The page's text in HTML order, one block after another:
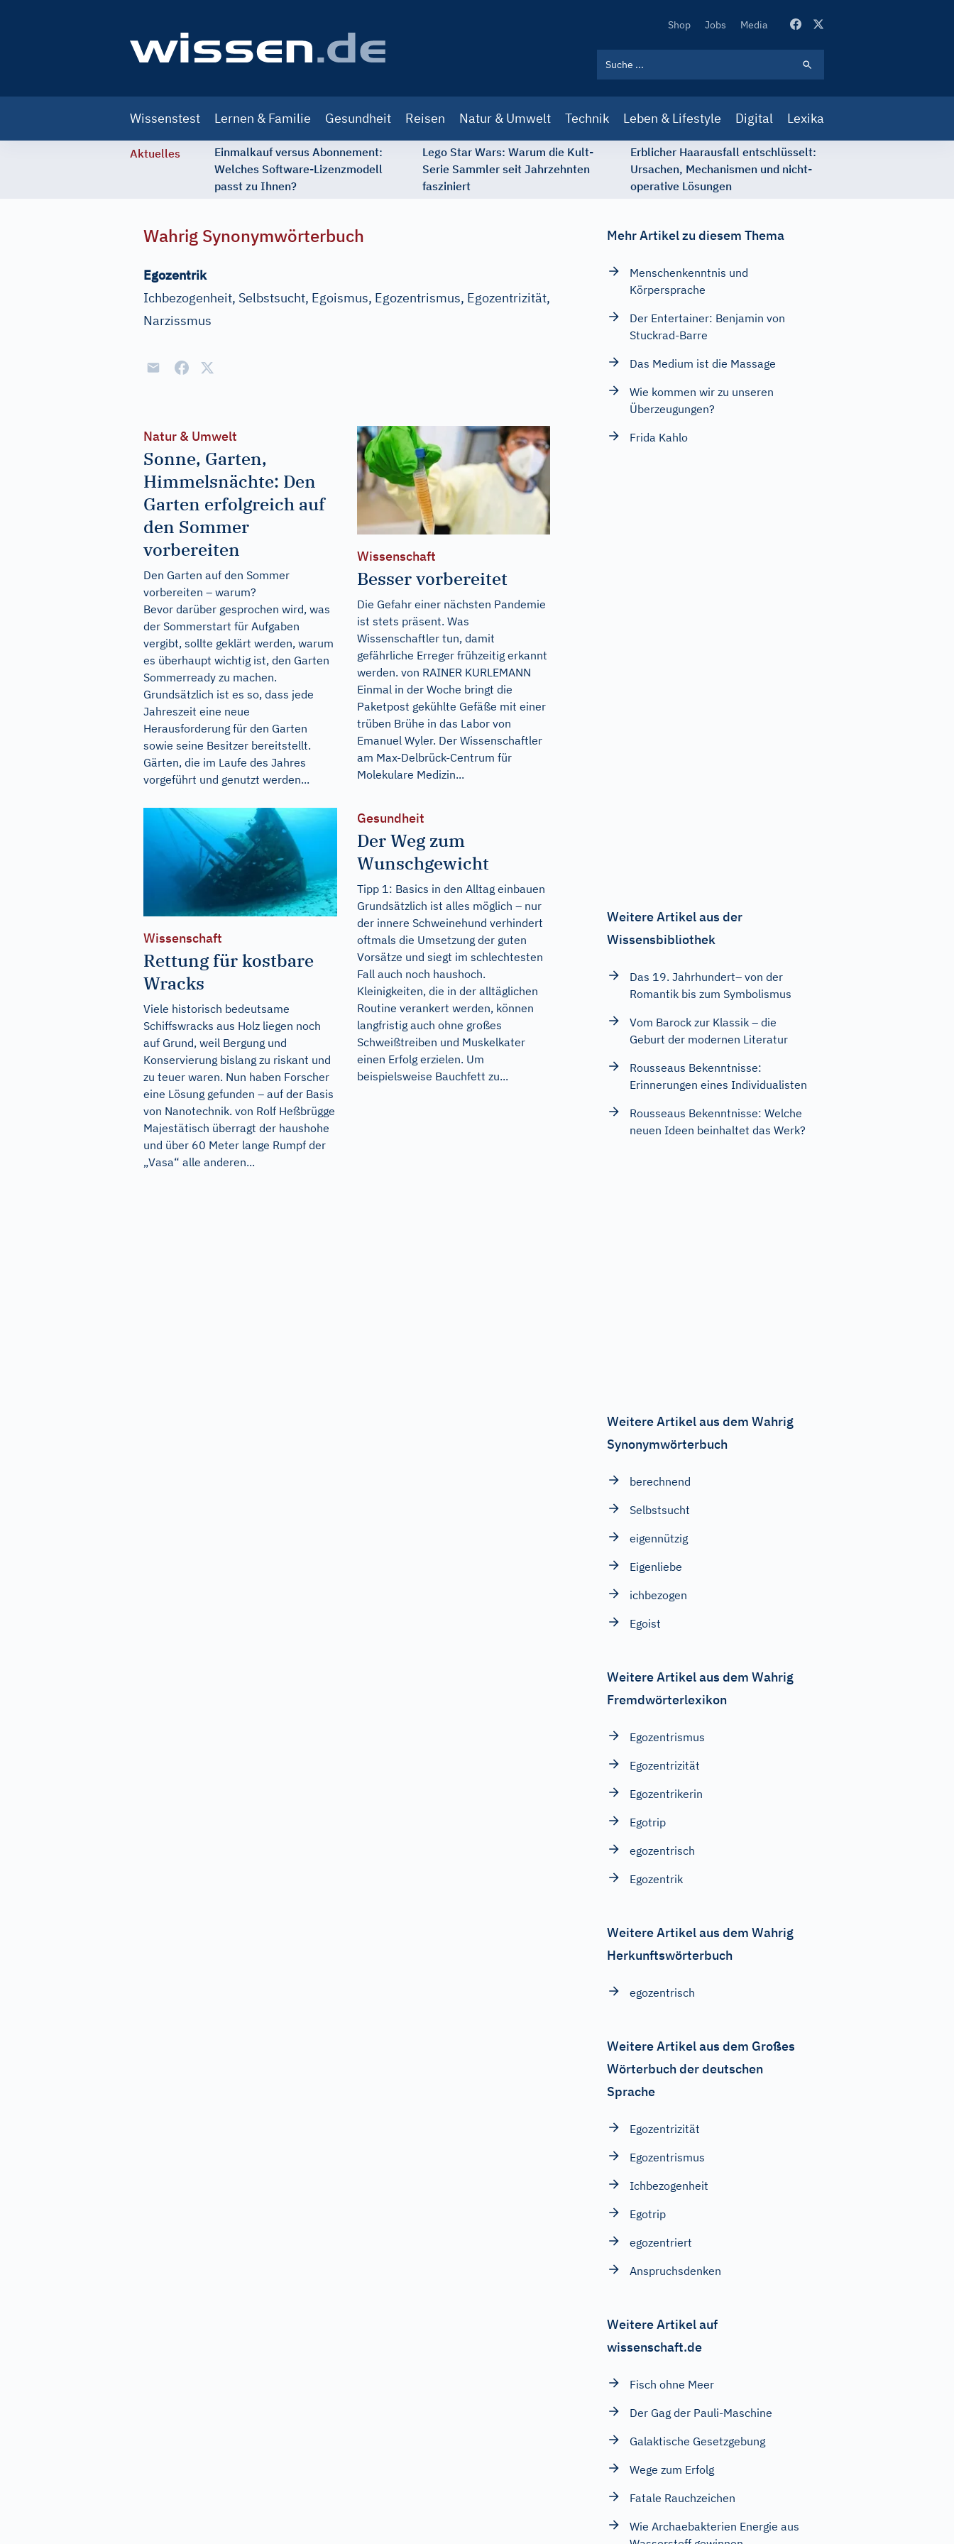
Secondary
Shop Jobs Media
navigation
Wissenstest Lernen & Familie Gesundheit Reisen Natur & Umwelt Technik Leben & Lifestyle Digital Lexika
Aktuelles
Einmalkauf versus Abonnement:
Welches Software-Lizenzmodell
passt zu Ihnen?
Lego Star Wars: Warum die Kult-
Serie Sammler seit Jahrzehnten
fasziniert
Erblicher Haarausfall entschlüsselt:
Ursachen, Mechanismen und nicht-
operative Lösungen
Wahrig Synonymwörterbuch
Egozentrik
Ichbezogenheit, Selbstsucht, Egoismus, Egozentrismus, Egozentrizität,
Narzissmus
Natur & Umwelt
Sonne, Garten,
Himmelsnächte: Den
Garten erfolgreich auf
den Sommer
vorbereiten
Den Garten auf den Sommer
vorbereiten – warum?
Bevor darüber gesprochen wird, was
der Sommerstart für Aufgaben
vergibt, sollte geklärt werden, warum
es überhaupt wichtig ist, den Garten
Sommerready zu machen.
Grundsätzlich ist es so, dass jede
Jahreszeit eine neue
Herausforderung für den Garten
sowie seine Besitzer bereitstellt.
Gärten, die im Laufe des Jahres
vorgeführt und genutzt werden...
Wissenschaft
Besser vorbereitet
Die Gefahr einer nächsten Pandemie
ist stets präsent. Was
Wissenschaftler tun, damit
gefährliche Erreger frühzeitig erkannt
werden. von RAINER KURLEMANN
Einmal in der Woche bringt die
Paketpost gekühlte Gefäße mit einer
trüben Brühe in das Labor von
Emanuel Wyler. Der Wissenschaftler
am Max-Delbrück-Centrum für
Molekulare Medizin...
Wissenschaft
Rettung für kostbare
Wracks
Viele historisch bedeutsame
Schiffswracks aus Holz liegen noch
auf Grund, weil Bergung und
Konservierung bislang zu riskant und
zu teuer waren. Nun haben Forscher
eine Lösung gefunden – auf der Basis
von Nanotechnik. von Rolf Heßbrügge
Majestätisch überragt der haushohe
und über 60 Meter lange Rumpf der
„Vasa“ alle anderen...
Gesundheit
Der Weg zum
Wunschgewicht
Tipp 1: Basics in den Alltag einbauen
Grundsätzlich ist alles möglich – nur
der innere Schweinehund verhindert
oftmals die Umsetzung der guten
Vorsätze und siegt im schlechtesten
Fall auch noch haushoch.
Kleinigkeiten, die in der alltäglichen
Routine verankert werden, können
langfristig auch ohne großes
Schweißtreiben und Muskelkater
einen Erfolg erzielen. Um
beispielsweise Bauchfett zu...
Mehr Artikel zu diesem Thema
Menschenkenntnis und
Körpersprache
Der Entertainer: Benjamin von
Stuckrad-Barre
Das Medium ist die Massage
Wie kommen wir zu unseren
Überzeugungen?
Frida Kahlo
Weitere Artikel aus der
Wissensbibliothek
Das 19. Jahrhundert– von der
Romantik bis zum Symbolismus
Vom Barock zur Klassik – die
Geburt der modernen Literatur
Rousseaus Bekenntnisse:
Erinnerungen eines Individualisten
Rousseaus Bekenntnisse: Welche
neuen Ideen beinhaltet das Werk?
Weitere Artikel aus dem Wahrig
Synonymwörterbuch
berechnend
Selbstsucht
eigennützig
Eigenliebe
ichbezogen
Egoist
Weitere Artikel aus dem Wahrig
Fremdwörterlexikon
Egozentrismus
Egozentrizität
Egozentrikerin
Egotrip
egozentrisch
Egozentrik
Weitere Artikel aus dem Wahrig
Herkunftswörterbuch
egozentrisch
Weitere Artikel aus dem Großes
Wörterbuch der deutschen
Sprache
Egozentrizität
Egozentrismus
Ichbezogenheit
Egotrip
egozentriert
Anspruchsdenken
Weitere Artikel auf
wissenschaft.de
Fisch ohne Meer
Der Gag der Pauli-Maschine
Galaktische Gesetzgebung
Wege zum Erfolg
Fatale Rauchzeichen
Wie Archaebakterien Energie aus